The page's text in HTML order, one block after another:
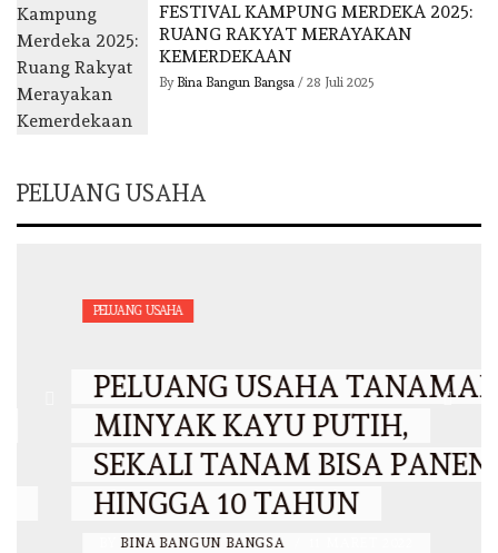
FESTIVAL KAMPUNG MERDEKA 2025:
RUANG RAKYAT MERAYAKAN
KEMERDEKAAN
By Bina Bangun Bangsa/ 28 Juli 2025
PELUANG USAHA
PELUANG USAHA
PELUANG USAHA TANAMAN
MINYAK KAYU PUTIH,
SEKALI TANAM BISA PANEN
HINGGA 10 TAHUN
BINA BANGUN BANGSA / 11 MARET 2022